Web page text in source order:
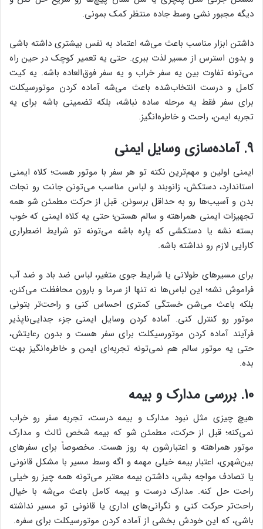
دیگه مجبور نشی وسط جاده منتظر کمک بمونی.
داشتن ابزار مناسب باعث می‌شه اعتماد به نفس بیشتری داشته باشی
و بدون استرس از مسیر لذت ببری. حتی یه تعمیر کوچک در حین راه
می‌تونه تفاوت بین یه سفر خراب و یه سفر فوق‌العاده باشه. یه کیت
کامل و درست انتخاب‌شده باعث می‌شه آماده کردن موتورسیکلت
برای سفر فقط یه مرحله ساده نباشه، بلکه تضمینی باشه برای یه
تجربه ایمن، راحت و خاطره‌انگیز.
9. آماده‌سازی وسایل ایمنی
ایمنی اولین و مهم‌ترین نکته تو هر سفر با موتور هست؛ کلاه ایمنی
استاندارد، دستکش، زانو‌بند و لباس مناسب می‌تونن جانت رو نجات
بدن و آسیب‌ها رو به حداقل برسونن. قبل از حرکت مطمئن شو همه
تجهیزات ایمنی همراهته و سالم هستن؛ حتی یه کلاه ایمنی که خوب
بسته نشه یا دستکشی که پاره باشه می‌تونه تو شرایط اضطراری
کارایی لازم رو نداشته باشه.
برای مسیرهای طولانی یا شرایط جوی متغیر، لباس ضد باد و ضد آب
فراموش نشه؛ این لباس‌ها نه تنها از سرما و بارون محافظت می‌کنن،
بلکه باعث می‌شن خستگی کمتری احساس کنی و راحت‌تر بتونی
موتور رو کنترل کنی. آماده کردن وسایل ایمنی جزء جدایی‌ناپذیر
فرآیند آماده کردن موتورسیکلت برای سفر هست و بدون رعایتش،
حتی یه موتور سالم هم نمی‌تونه تجربه‌ای ایمن و خاطره‌انگیز بهت
بده.
10. بررسی مدارک و بیمه
هیچ چیزی مثل نبود مدارک و بیمه درست، تجربه سفر رو خراب
نمی‌کنه؛ قبل از حرکت، مطمئن شو که بیمه شخص ثالث و مدارک
موتور همراهته و اعتبارشون به روز هست. مخصوصاً برای سفرهای
بین‌شهری، اعتبار بیمه خیلی مهمه و اگه وسط مسیر با مشکل قانونی
یا تصادف مواجه بشی، داشتن بیمه معتبر می‌تونه همه چیز رو خیلی
راحت حل کنه. مدارک درست و بیمه کامل باعث می‌شه با خیال
راحت‌تر حرکت کنی و نگرانی‌های اداری یا قانونی تو مسیر نداشته
باشی، که این خودش بخشی از آماده کردن موتورسیکلت برای سفره.